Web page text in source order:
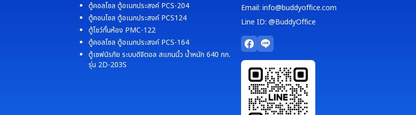
ตู้คอลโซล ตู้อเนกประสงค์ PCS-204
ตู้คอนโซล ตู้อเนกประสงค์ PCS124
ตู้โชว์กั้นห้อง PMC-122
ตู้คอลโซล ตู้อเนกประสงค์ PCS-164
ตู้เซฟนิรภัย ระบบดิจิตอล สแกนนิ้ว น้ำหนัก 640 กก.
รุ่น 2D-203S
Email: info@buddyoffice.com
Line ID: @BuddyOffice